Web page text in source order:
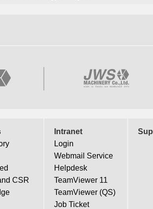
CSR
Intranet
Login
Webmail Service
Helpdesk
TeamViewer 11
TeamViewer (QS)
Job Ticket